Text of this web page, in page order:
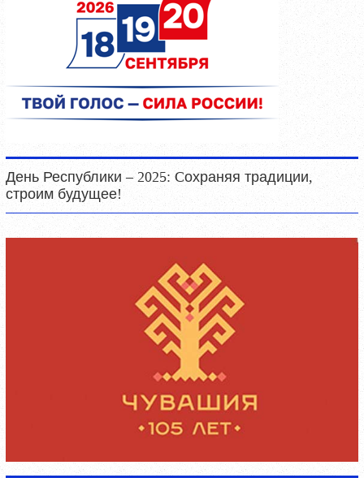
День Республики – 2025: Cохраняя традиции,
строим будущее!